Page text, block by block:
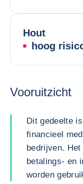
Hout
hoog
Vooruitzicht
Dit gedeelte
financieel
bedrijven.
betalings- en
worden